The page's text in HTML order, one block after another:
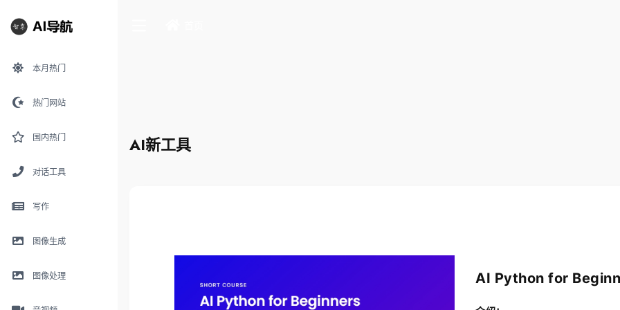
本月热门
热门网站
国内热门
对话工具
写作
图像生成
图像处理
AI新工具
AI Python for